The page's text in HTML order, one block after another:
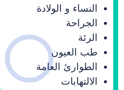
النساء و الولادة
الجراحة
الرئة
طب العیون
الطوارئ العامة
الالتهابات